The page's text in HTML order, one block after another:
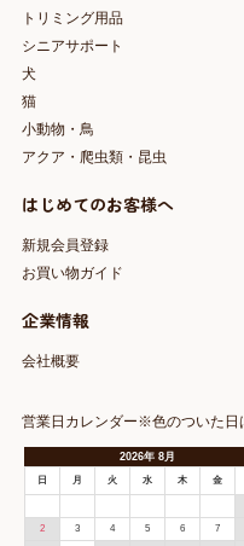
トリミング用品
シニアサポート
犬
猫
小動物・鳥
アクア・爬虫類・昆虫
はじめてのお客様へ
新規会員登録
お買い物ガイド
企業情報
会社概要
営業日カレンダー※色のついた日
2026年 8月
日 月 火 水 木 金
2 3 4 5 6 7